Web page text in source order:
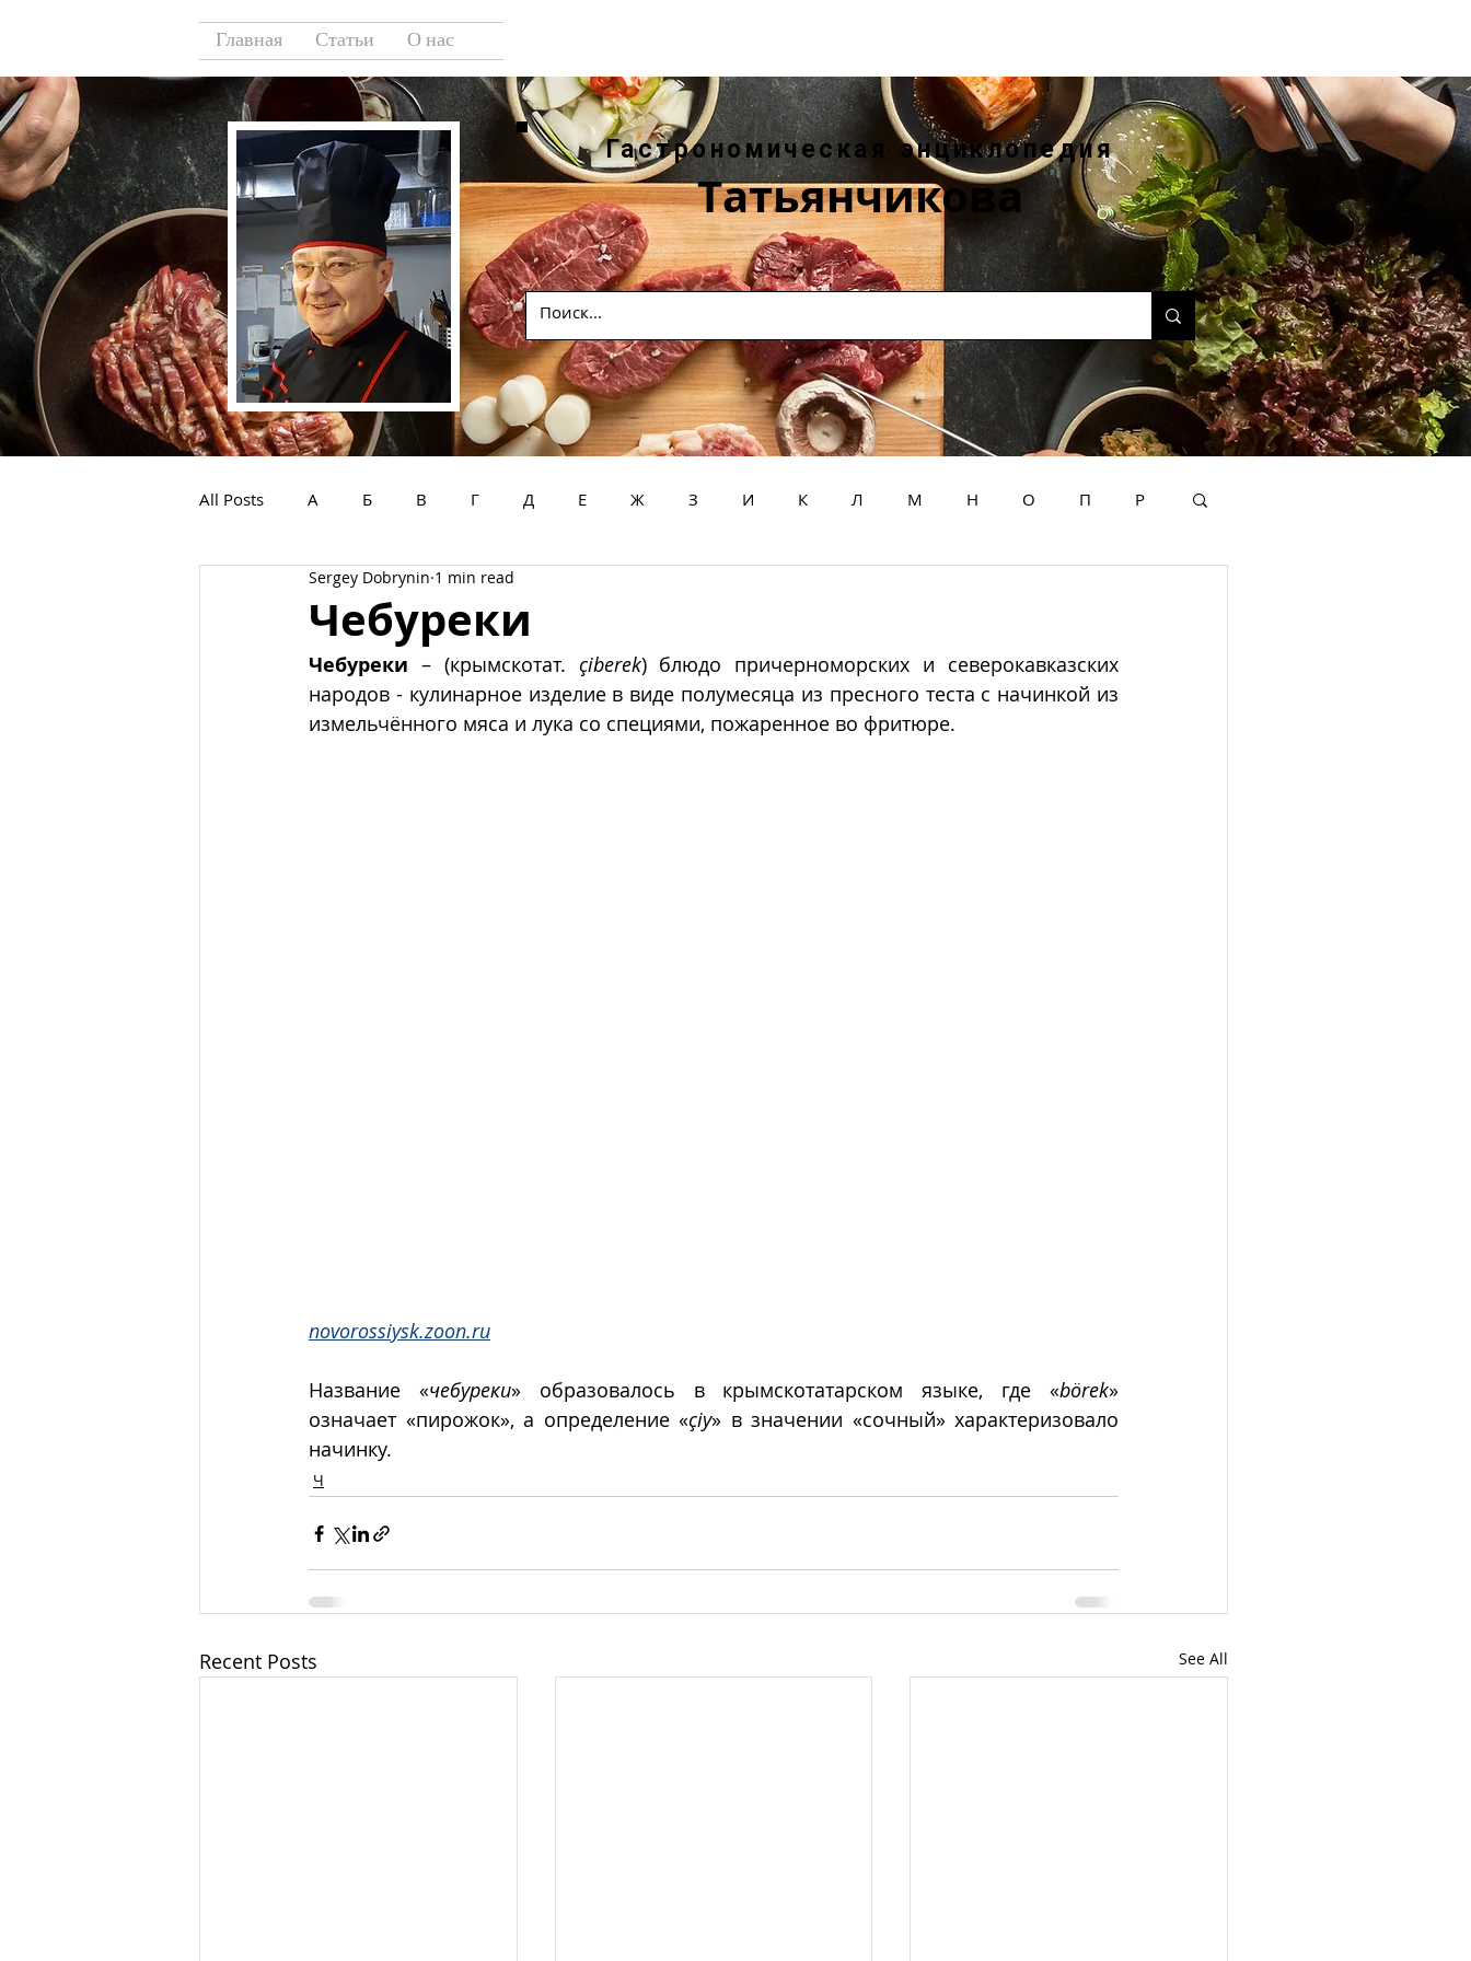
Главная Статьи О нас
Гастрономическая энциклопедия
Татьянчикова
All Posts А Б В Г Д Е Ж З И К Л М Н О П Р
У Ф Х
Чебуреки
Sergey Dobrynin 1 min read
Чебуреки – (крымскотат. çiberek) блюдо причерноморских и северокавказских
народов - кулинарное изделие в виде полумесяца из пресного теста с начинкой из
измельчённого мяса и лука со специями, пожаренное во фритюре.
novorossiysk.zoon.ru
Название «чебуреки» образовалось в крымскотатарском языке, где «börek»
означает «пирожок», а определение «çiy» в значении «сочный» характеризовало
начинку.
Ч
Recent Posts See All